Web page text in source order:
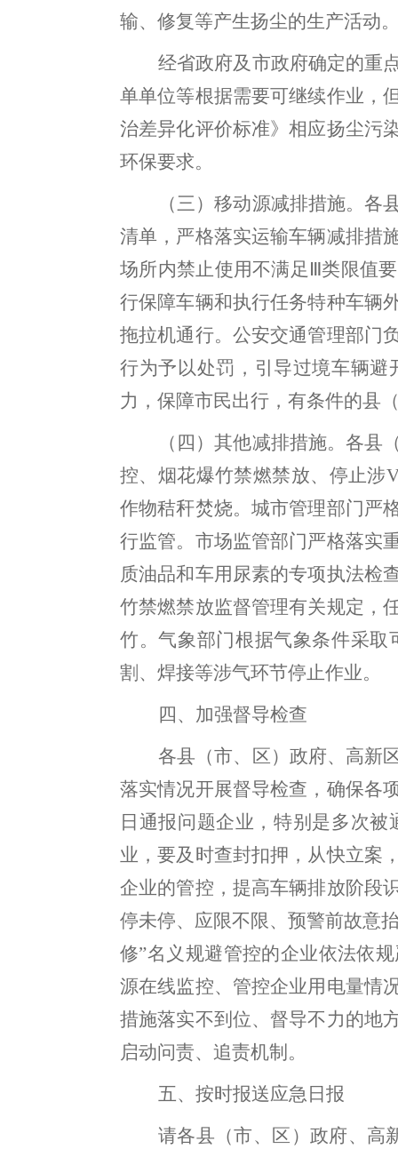
输、修复等产生扬尘的生产活动
经省政府及 市政府确定的重
单单位等根据需要可继续作业，
治差异化评价标准》相应扬尘污
环保要求。
（三）移动源减排措施。各
清单，严格落实运输车辆减排措
场所内禁止使用不满足 Ⅲ类限值
行保障车辆和执行任务特种车辆
拖拉机通行。 公安交通管理部门
行为予以处罚， 引导过境车辆避
力，保障市民出行，有条件的县
（四）其他减排措施。各县
控、烟花爆竹禁燃禁放、停止涉
作物秸秆焚烧。 城市管理部门严
行监管。 市场监管部门严格落实
质油品和车用尿素的专项执法检
竹禁燃禁放监督管理有关规定，
竹。气象部门根据气象条件采取
割、 焊接等涉气环节停止作业。
四、加强督导检查
各县（市、区） 政府、高新
落实情况开展督导检查，确保各
日通报问题企业，特别是多次
业，要及时查封扣押，从快立案
企业的管控，提高车辆排放阶段
停未停、应限不限、预警前故意
修”名义规避管控的企业依法依
源在线监控、管控企业用电量情
措施落实不到位、督导不力的地
启动问责、追责机制。
五、按时报送应急日报
请各县（市、区） 政府、高